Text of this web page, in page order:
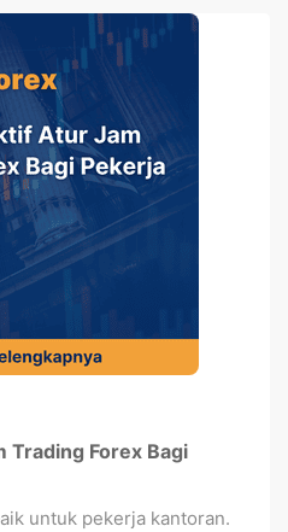
Trading Forex Bagi
untuk pekerja kantoran.